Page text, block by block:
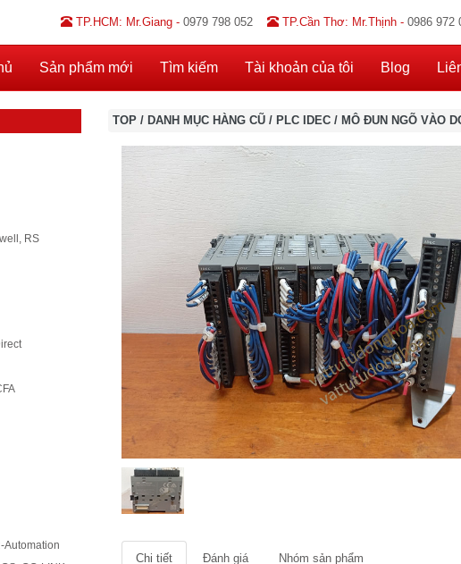
TP.HCM: Mr.Giang - 0979 798 052 TP.Cần Thơ: Mr.Thịnh - 0986 972
Sản phẩm mới Tìm kiếm Tài khoản của tôi Blog
RS
Automation
TOP/ DANH MỤC HÀNG CŨ/ PLC IDEC/ MÔ ĐUN NGÕ VÀO
Chi tiết Đánh giá Nhóm sản phẩm